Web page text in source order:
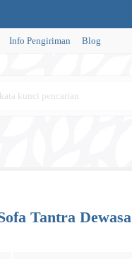
Info Pengiriman Blog
Tantra Dewasa